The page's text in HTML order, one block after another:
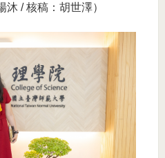
/ 核稿：胡世澤）